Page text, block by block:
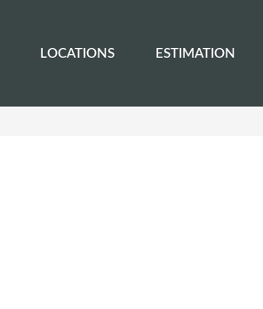
LOCATIONS ESTIMATION